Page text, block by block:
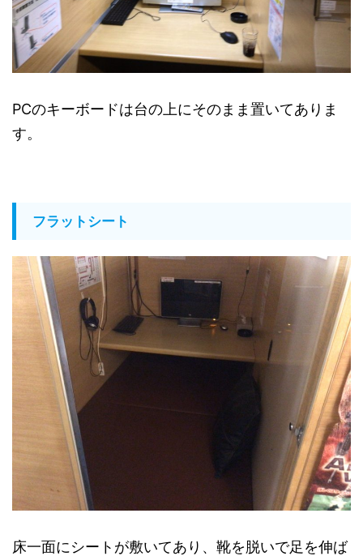
PCのキーボードは台の上にそのまま置いてありま
す。
フラットシート
床一面にシートが敷いてあり、靴を脱いで足を伸ば